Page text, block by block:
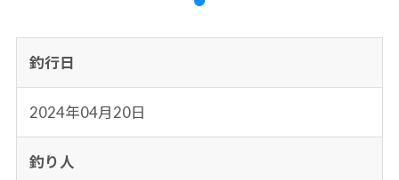
釣行日
2024年04月20日
釣り人